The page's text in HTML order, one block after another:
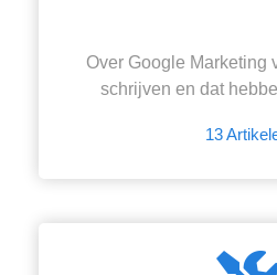
Over Google Marketing
schrijven en dat
13